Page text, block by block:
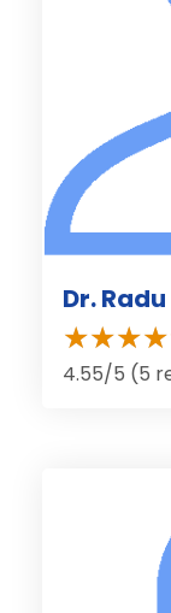
Dr.
4.55/5 (5